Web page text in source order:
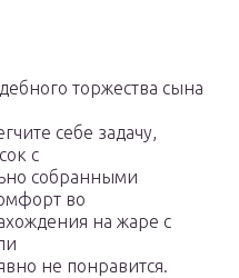
торжества сына
себе задачу,
с
собранными
во
на жаре с
не понравится.